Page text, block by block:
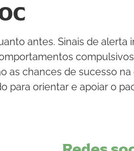
antes. Sinais de alerta
as chances de sucesso
para orientar e apoiar o